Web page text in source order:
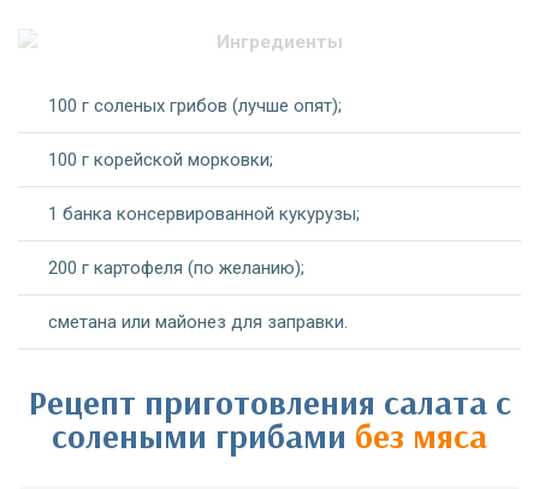
100 г соленых грибов (лучше опят);
100 г корейской морковки;
1 банка консервированной кукурузы;
200 г картофеля (по желанию);
сметана или майонез для заправки.
Рецепт приготовления салата с
солеными грибами без мяса